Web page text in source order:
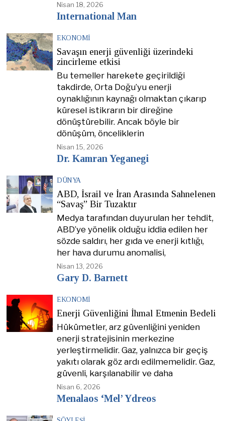
Nisan 18, 2026
International Man
EKONOMI
Savaşın enerji güvenliği üzerindeki
zincirleme etkisi
Bu temeller harekete geçirildiği
takdirde, Orta Doğu’yu enerji
oynaklığının kaynağı olmaktan çıkarıp
küresel istikrarın bir direğine
dönüştürebilir. Ancak böyle bir
dönüşüm, önceliklerin
Nisan 15, 2026
Dr. Kamran Yeganegi
DÜNYA
ABD, İsrail ve İran Arasında Sahnelenen
“Savaş” Bir Tuzaktır
Medya tarafından duyurulan her tehdit,
ABD’ye yönelik olduğu iddia edilen her
sözde saldırı, her gıda ve enerji kıtlığı,
her hava durumu anomalisi,
Nisan 13, 2026
Gary D. Barnett
EKONOMI
Enerji Güvenliğini İhmal Etmenin Bedeli
Hükümetler, arz güvenliğini yeniden
enerji stratejisinin merkezine
yerleştirmelidir. Gaz, yalnızca bir geçiş
yakıtı olarak göz ardı edilmemelidir. Gaz,
güvenli, karşılanabilir ve daha
Nisan 6, 2026
Menalaos ‘Mel’ Ydreos